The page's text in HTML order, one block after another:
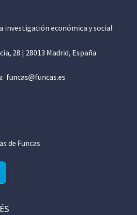
investigación económica y social
28 | 28013 Madrid, España
funcas@funcas.es
de Funcas